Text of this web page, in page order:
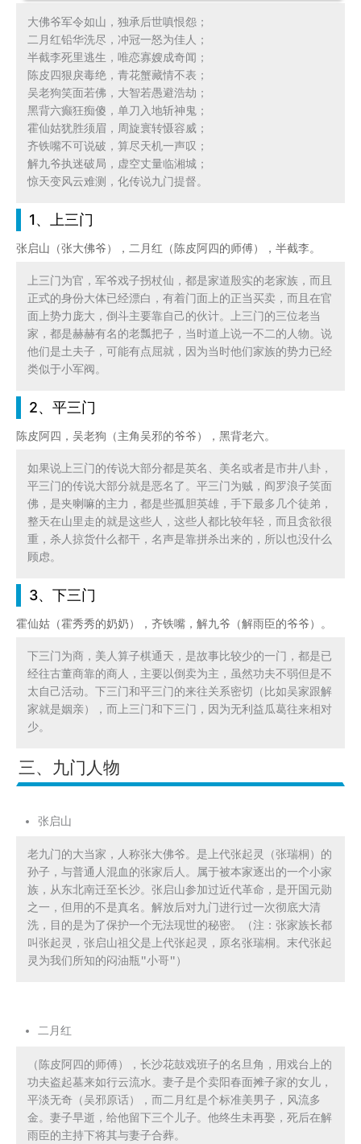
大佛爷军令如山，独承后世嗔恨怨；
二月红铅华洗尽，冲冠一怒为佳人；
半截李死里逃生，唯恋寡嫂成奇闻；
陈皮四狠戾毒绝，青花蟹藏情不表；
吴老狗笑面若佛，大智若愚避浩劫；
黑背六癫狂痴傻，单刀入地斩神鬼；
霍仙姑犹胜须眉，周旋寰转慑容威；
齐铁嘴不可说破，算尽天机一声叹；
解九爷执迷破局，虚空丈量临湘城；
惊天变风云难测，化传说九门提督。
1、上三门
张启山（张大佛爷），二月红（陈皮阿四的师傅），半截李。
上三门为官，军爷戏子拐杖仙，都是家道殷实的老家族，而且
正式的身份大体已经漂白，有着门面上的正当买卖，而且在官
面上势力庞大，倒斗主要靠自己的伙计。上三门的三位老当
家，都是赫赫有名的老瓢把子，当时道上说一不二的人物。说
他们是土夫子，可能有点屈就，因为当时他们家族的势力已经
类似于小军阀。
2、平三门
陈皮阿四，吴老狗（主角吴邪的爷爷），黑背老六。
如果说上三门的传说大部分都是英名、美名或者是市井八卦，
平三门的传说大部分就是恶名了。平三门为贼，阎罗浪子笑面
佛，是夹喇嘛的主力，都是些孤胆英雄，手下最多几个徒弟，
整天在山里走的就是这些人，这些人都比较年轻，而且贪欲很
重，杀人掠货什么都干，名声是靠拼杀出来的，所以也没什么
顾虑。
3、下三门
霍仙姑（霍秀秀的奶奶），齐铁嘴，解九爷（解雨臣的爷爷）。
下三门为商，美人算子棋通天，是故事比较少的一门，都是已
经往古董商靠的商人，主要以倒卖为主，虽然功夫不弱但是不
太自己活动。下三门和平三门的来往关系密切（比如吴家跟解
家就是姻亲），而上三门和下三门，因为无利益瓜葛往来相对
少。
三、九门人物
张启山
老九门的大当家，人称张大佛爷。是上代张起灵（张瑞桐）的
孙子，与普通人混血的张家后人。属于被本家逐出的一个小家
族，从东北南迁至长沙。张启山参加过近代革命，是开国元勋
之一，但用的不是真名。解放后对九门进行过一次彻底大清
洗，目的是为了保护一个无法现世的秘密。（注：张家族长都
叫张起灵，张启山祖父是上代张起灵，原名张瑞桐。末代张起
灵为我们所知的闷油瓶"小哥"）
二月红
（陈皮阿四的师傅），长沙花鼓戏班子的名旦角，用戏台上的
功夫盗起墓来如行云流水。妻子是个卖阳春面摊子家的女儿，
平淡无奇（吴邪原话），而二月红是个标准美男子，风流多
金。妻子早逝，给他留下三个儿子。他终生未再娶，死后在解
雨臣的主持下将其与妻子合葬。